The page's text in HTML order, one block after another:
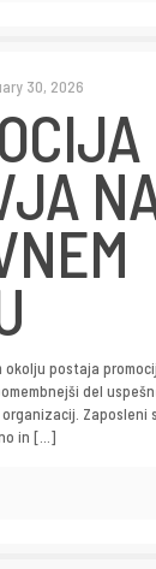
30, 2026
okolju postaja
del
Zaposleni
in […]